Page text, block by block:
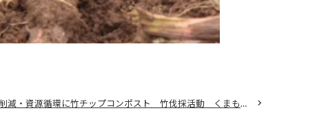
生ゴミ削減・資源循環に竹チップコンポスト 竹伐採活動 くまもとKDSグループ